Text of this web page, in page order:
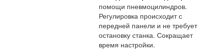
помощи пневмоцилиндров.
Регулировка происходит с
передней панели и не требует
остановку станка. Сокращает
время настройки.